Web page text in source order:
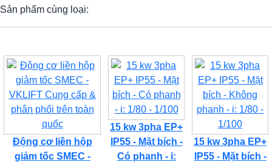
Sản phẩm cùng loại:
Động cơ liền hộp
giảm tốc SMEC -
15 kw 3pha EP+
IP55 - Mặt bích -
Có phanh - i:
15 kw 3pha EP+
IP55 - Mặt bích -